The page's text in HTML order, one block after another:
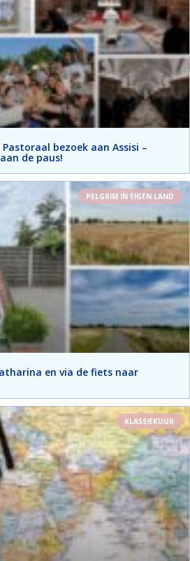
bezoek aan Assisi –
de paus!
PELGRIM IN EIGEN LAND
en via de fiets naar
KLASSIEKUUR